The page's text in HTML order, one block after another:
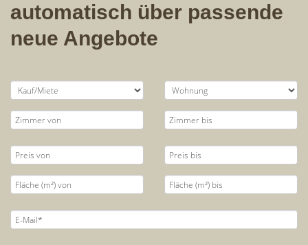
automatisch über passende
neue Angebote